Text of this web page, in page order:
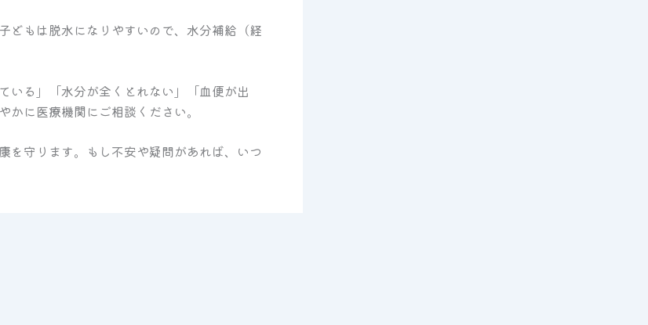
どもは脱水になりやすいので、水分補給（経
いる」「水分が全くとれない」「血便が出
に医療機関にご相談ください。
を守ります。もし不安や疑問があれば、いつ